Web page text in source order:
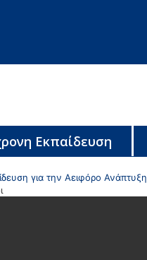
Εκπαίδευση
για την Αειφόρο Ανάπτυξη